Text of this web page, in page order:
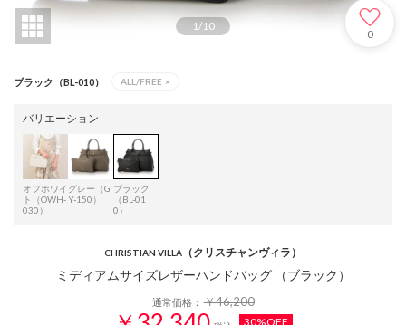
1/10
0
ブラック（BL-010） ALL/FREE ×
バリエーション
オフホワイ
ト（OWH-
030）
グレー（G
Y-150）
ブラック
（BL-01
0）
CHRISTIAN VILLA （クリスチャンヴィラ）
ミディアムサイズレザーハンドバッグ （ブラック）
通常価格：￥46,200
30%OFF